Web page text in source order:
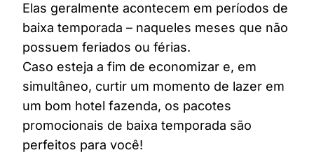
Elas geralmente acontecem em períodos de
baixa temporada – naqueles meses que não
possuem feriados ou férias.
Caso esteja a fim de economizar e, em
simultâneo, curtir um momento de lazer em
um bom hotel fazenda, os pacotes
promocionais de baixa temporada são
perfeitos para você!